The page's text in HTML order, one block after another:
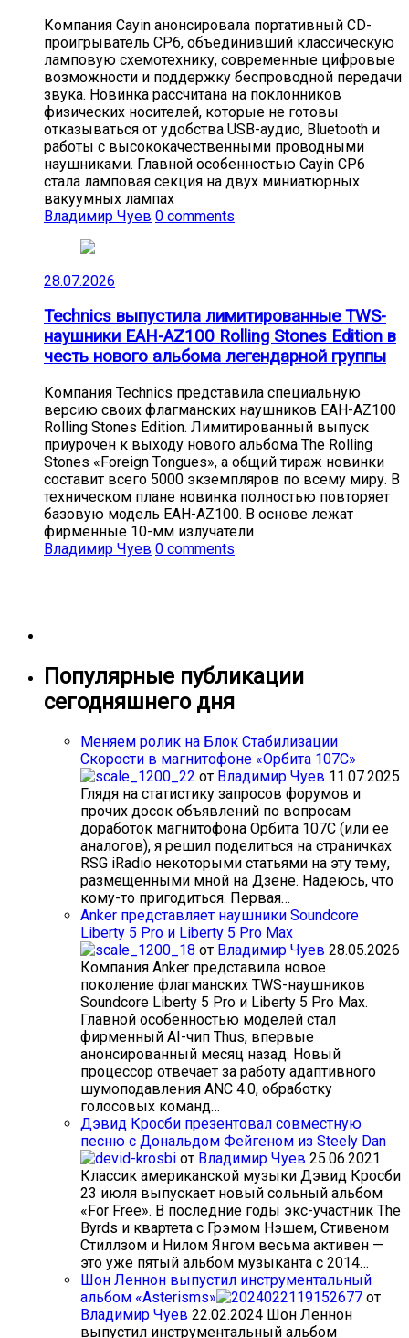
Компания Cayin анонсировала портативный CD-
проигрыватель CP6, объединивший классическую
ламповую схемотехнику, современные цифровые
возможности и поддержку беспроводной передачи
звука. Новинка рассчитана на поклонников
физических носителей, которые не готовы
отказываться от удобства USB-аудио, Bluetooth и
работы с высококачественными проводными
наушниками. Главной особенностью Cayin CP6
стала ламповая секция на двух миниатюрных
вакуумных лампах
Владимир Чуев 0 comments
28.07.2026
Technics выпустила лимитированные TWS-
наушники EAH-AZ100 Rolling Stones Edition в
честь нового альбома легендарной группы
Компания Technics представила специальную
версию своих флагманских наушников EAH-AZ100
Rolling Stones Edition. Лимитированный выпуск
приурочен к выходу нового альбома The Rolling
Stones «Foreign Tongues», а общий тираж новинки
составит всего 5000 экземпляров по всему миру. В
техническом плане новинка полностью повторяет
базовую модель EAH-AZ100. В основе лежат
фирменные 10-мм излучатели
Владимир Чуев 0 comments
Популярные публикации
сегодняшнего дня
Меняем ролик на Блок Стабилизации
Скорости в магнитофоне «Орбита 107С»
от Владимир Чуев 11.07.2025
Глядя на статистику запросов форумов и
прочих досок объявлений по вопросам
доработок магнитофона Орбита 107С (или ее
аналогов), я решил поделиться на страничках
RSG iRadio некоторыми статьями на эту тему,
размещенными мной на Дзене. Надеюсь, что
кому-то пригодиться. Первая…
Anker представляет наушники Soundcore
Liberty 5 Pro и Liberty 5 Pro Max
от Владимир Чуев 28.05.2026
Компания Anker представила новое
поколение флагманских TWS-наушников
Soundcore Liberty 5 Pro и Liberty 5 Pro Max.
Главной особенностью моделей стал
фирменный AI-чип Thus, впервые
анонсированный месяц назад. Новый
процессор отвечает за работу адаптивного
шумоподавления ANC 4.0, обработку
голосовых команд…
Дэвид Кросби презентовал совместную
песню с Дональдом Фейгеном из Steely Dan
от Владимир Чуев 25.06.2021
Классик американской музыки Дэвид Кросби
23 июля выпускает новый сольный альбом
«For Free». В последние годы экс-участник The
Byrds и квартета с Грэмом Нэшем, Стивеном
Стиллзом и Нилом Янгом весьма активен —
это уже пятый альбом музыканта с 2014…
Шон Леннон выпустил инструментальный
альбом «Asterisms»
от
Владимир Чуев 22.02.2024 Шон Леннон
выпустил инструментальный альбом